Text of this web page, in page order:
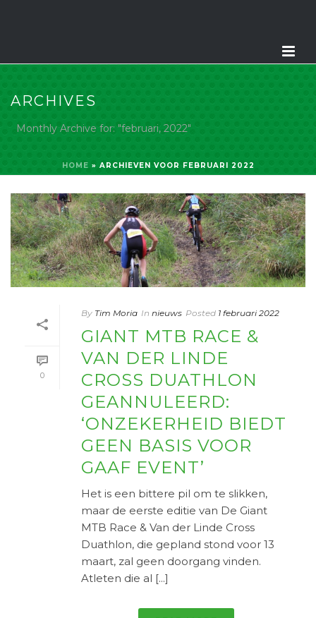
ARCHIVES
Monthly Archive for: "februari, 2022"
HOME » ARCHIEVEN VOOR FEBRUARI 2022
0
By Tim Moria In nieuws Posted 1 februari 2022
GIANT MTB RACE &
VAN DER LINDE
CROSS DUATHLON
GEANNULEERD:
‘ONZEKERHEID BIEDT
GEEN BASIS VOOR
GAAF EVENT’
Het is een bittere pil om te slikken,
maar de eerste editie van De Giant
MTB Race & Van der Linde Cross
Duathlon, die gepland stond voor 13
maart, zal geen doorgang vinden.
Atleten die al [...]